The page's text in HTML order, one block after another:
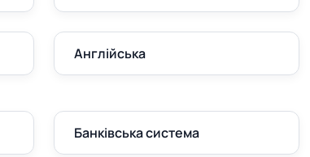
Англійська
Банківська система